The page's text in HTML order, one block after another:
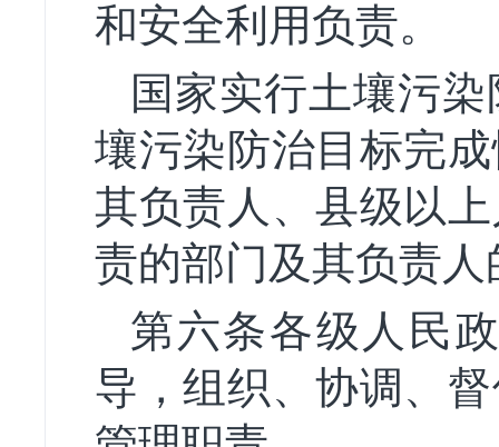
和安全利用负责。
国家实行土壤污
壤污染防治目标完
其负责人、县级以
责的部门及其负责人
第六条各级人民
导，组织、协调、